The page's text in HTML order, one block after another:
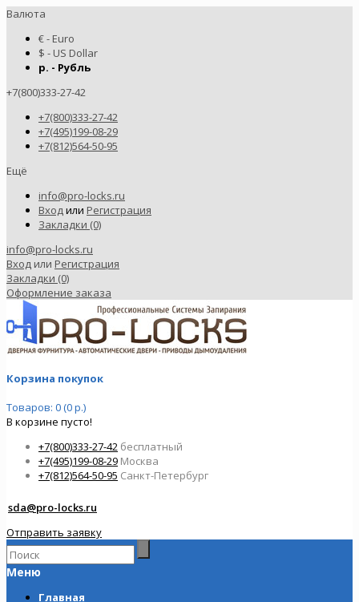
Валюта
€ - Euro
$ - US Dollar
р. - Рубль
+7(800)333-27-42
+7(800)333-27-42
+7(495)199-08-29
+7(812)564-50-95
Ещё
info@pro-locks.ru
Входили Регистрация
Закладки (0)
info@pro-locks.ru
Вход или Регистрация
Закладки (0)
Оформление заказа
Корзина покупок
Товаров: 0 (0 р.)
В корзине пусто!
+7(800)333-27-42 бесплатный
+7(495)199-08-29 Москва
+7(812)564-50-95 Санкт-Петербург
sda@pro-locks.ru
Отправить заявку
Меню
Главная